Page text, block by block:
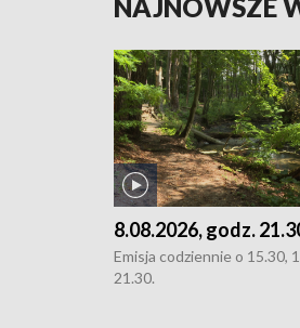
NAJNOWSZE
8.08.2026, godz.
Emisja codziennie o 15.30,
21.30.